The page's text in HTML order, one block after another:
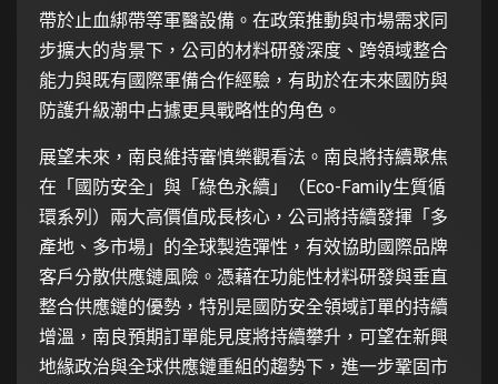
帶於止血綁帶等軍醫設備。在政策推動與市場需求同
步擴大的背景下，公司的材料研發深度、跨領域整合
能力與既有國際軍備合作經驗，有助於在未來國防與
防護升級潮中占據更具戰略性的角色。
展望未來，南良維持審慎樂觀看法。南良將持續聚焦
在「國防安全」與「綠色永續」（Eco-Family生質循
環系列）兩大高價值成長核心，公司將持續發揮「多
產地、多市場」的全球製造彈性，有效協助國際品牌
客戶分散供應鏈風險。憑藉在功能性材料研發與垂直
整合供應鏈的優勢，特別是國防安全領域訂單的持續
增溫，南良預期訂單能見度將持續攀升，可望在新興
地緣政治與全球供應鏈重組的趨勢下，進一步鞏固市